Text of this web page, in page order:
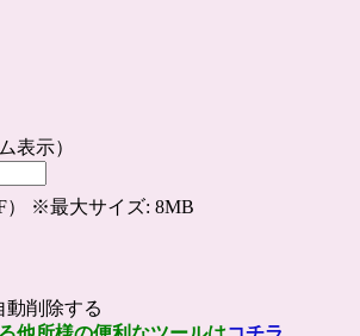
表示）
） ※最大サイズ: 8MB
動削除する